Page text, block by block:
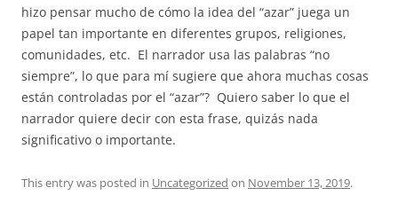
hizo pensar mucho de cómo la idea del “azar” juega un
papel tan importante en diferentes grupos, religiones,
comunidades, etc. El narrador usa las palabras “no
siempre”, lo que para mí sugiere que ahora muchas cosas
están controladas por el “azar”? Quiero saber lo que el
narrador quiere decir con esta frase, quizás nada
significativo o importante.
This entry was posted in Uncategorized on November 13, 2019.